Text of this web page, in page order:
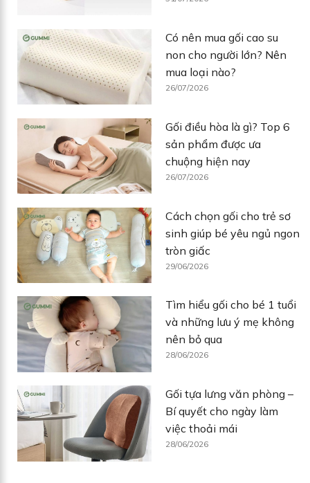
Có nên mua gối cao su
non cho người lớn? Nên
mua loại nào?
26/07/2026
Gối điều hòa là gì? Top 6
sản phẩm được ưa
chuộng hiện nay
26/07/2026
Cách chọn gối cho trẻ sơ
sinh giúp bé yêu ngủ ngon
tròn giấc
29/06/2026
Tìm hiểu gối cho bé 1 tuổi
và những lưu ý mẹ không
nên bỏ qua
28/06/2026
Gối tựa lưng văn phòng –
Bí quyết cho ngày làm
việc thoải mái
28/06/2026